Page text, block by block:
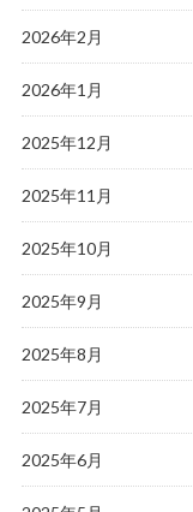
2026年2月
2026年1月
2025年12月
2025年11月
2025年10月
2025年9月
2025年8月
2025年7月
2025年6月